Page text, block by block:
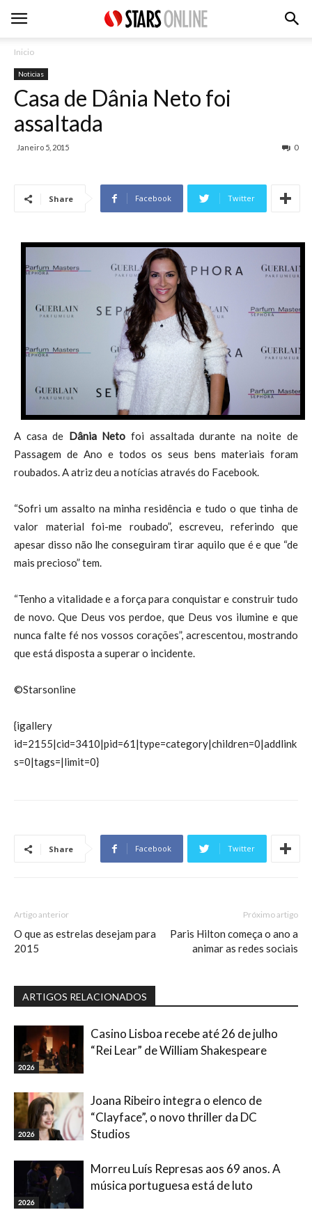
Inicio
Noticias
Casa de Dânia Neto foi
assaltada
Janeiro 5, 2015 0
Share Facebook Twitter
A casa de Dânia Neto foi assaltada durante na noite de
Passagem de Ano e todos os seus bens materiais foram
roubados. A atriz deu a notícias através do Facebook.
“Sofri um assalto na minha residência e tudo o que tinha de
valor material foi-me roubado”, escreveu, referindo que
apesar disso não lhe conseguiram tirar aquilo que é e que “de
mais precioso” tem.
“Tenho a vitalidade e a força para conquistar e construir tudo
de novo. Que Deus vos perdoe, que Deus vos ilumine e que
nunca falte fé nos vossos corações”, acrescentou, mostrando
que está disposta a superar o incidente.
©Starsonline
{igallery
id=2155|cid=3410|pid=61|type=category|children=0|addlink
s=0|tags=|limit=0}
Share Facebook Twitter
Artigo anterior
O que as estrelas desejam para
2015
Próximo artigo
Paris Hilton começa o ano a
animar as redes sociais
ARTIGOS RELACIONADOS
2026
Casino Lisboa recebe até 26 de julho
“Rei Lear” de William Shakespeare
2026
Joana Ribeiro integra o elenco de
“Clayface”, o novo thriller da DC
Studios
2026
Morreu Luís Represas aos 69 anos. A
música portuguesa está de luto